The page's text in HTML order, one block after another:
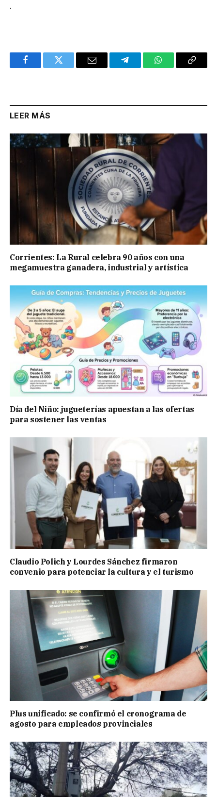
.
FacebookTwitter Email TelegramWhatsAppCopy
LEER MÁS
Corrientes: La Rural celebra 90 años con una
megamuestra ganadera, industrial y artística
Día del Niño: jugueterías apuestan a las ofertas
para sostener las ventas
Claudio Polich y Lourdes Sánchez firmaron
convenio para potenciar la cultura y el turismo
Plus unificado: se confirmó el cronograma de
agosto para empleados provinciales